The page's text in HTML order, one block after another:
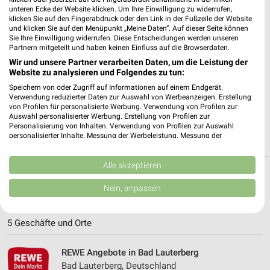
✔Standortgenaue Angebote
✔Folge deinem Lieblingshändler
✔Push-Benachrichtigungen bei neuen Prospekten
✔Einkaufsliste - Einkauf stressfrei planen
JETZT LADEN UND SPAREN!
Weitere REWE Geschäfte mit Angeboten in
und um Bad Sachsa
5 Geschäfte und Orte
REWE Angebote in Bad Lauterberg
Bad Lauterberg, Deutschland
unteren Ecke der Website klicken. Um Ihre Einwilligung zu widerrufen,
klicken Sie auf den Fingerabdruck oder den Link in der Fußzeile der Website
und klicken Sie auf den Menüpunkt „Meine Daten“. Auf dieser Seite können
Sie Ihre Einwilligung widerrufen. Diese Entscheidungen werden unseren
Partnern mitgeteilt und haben keinen Einfluss auf die Browserdaten.
Wir und unsere Partner verarbeiten Daten, um die Leistung der
Website zu analysieren und Folgendes zu tun:
Speichern von oder Zugriff auf Informationen auf einem Endgerät.
Verwendung reduzierter Daten zur Auswahl von Werbeanzeigen. Erstellung
von Profilen für personalisierte Werbung. Verwendung von Profilen zur
Auswahl personalisierter Werbung. Erstellung von Profilen zur
Personalisierung von Inhalten. Verwendung von Profilen zur Auswahl
personalisierter Inhalte. Messung der Werbeleistung. Messung der
Kombinationen von Daten aus verschiedenen Quellen. Entwicklung und
Verbesserung der Angebote. Verwendung reduzierter Daten zur Auswahl
von Inhalten.
Daten können außerhalb der Europäischen Union weitergegeben und in die
USA gesendet werden.
Website/App.
Wir nutzen Ihre Daten für folgende Zwecke:
IAB-Verarbeitungszwecke:
Alle akzeptieren
Nein, anpassen